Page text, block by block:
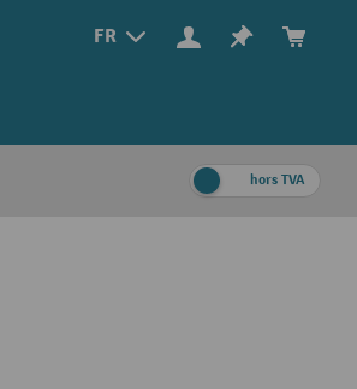
FR
hors TVA